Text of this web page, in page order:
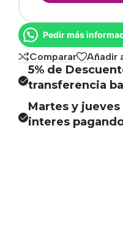
Pedir más
Comparar Añadir
5% de
transferencia
Martes y
interes